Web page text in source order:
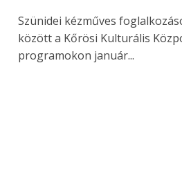
Szünidei kézműves
között a Kőrösi Kulturális
programokon január...